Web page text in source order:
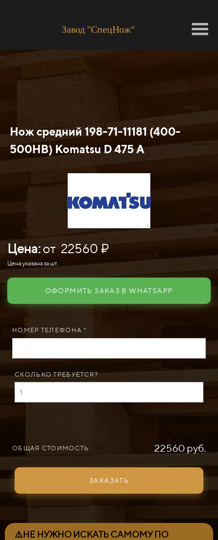
Завод "СпецНож"
Нож средний 198-71-11181 (400-
500HB) Кomatsu D 475 A
Цена:от 22560 ₽
Цена указана за шт.
ОФОРМИТЬ ЗАКАЗ В WHATSAPP
НОМЕР ТЕЛЕФОНА *
СКОЛЬКО ТРЕБУЕТСЯ?
ОБЩАЯ СТОИМОСТЬ 22560 руб.
ЗАКАЗАТЬ
⚠️НЕ НУЖНО ИСКАТЬ САМОМУ ПО